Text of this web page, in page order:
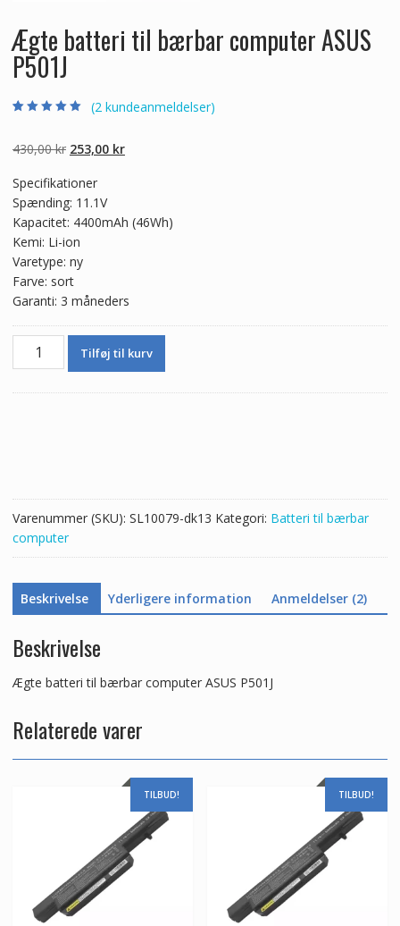
Ægte batteri til bærbar computer ASUS
P501J
baseret på
kundebedømmel
(2 kundeanmeldelser)
430,00kr Den
pris
var:
430,00 kr.
253,00 krDen
253,00 kr.
Specifikationer
Spænding: 11.1V
Kapacitet: 4400mAh (46Wh)
Kemi: Li-ion
Varetype: ny
Farve: sort
Garanti: 3 måneders
Ægte
Tilføj til kurv
Varenummer (SKU): SL10079-dk13 Kategori: Batteri til bærbar
computer
Beskrivelse Yderligere information Anmeldelser (2)
Beskrivelse
Ægte batteri til bærbar computer ASUS P501J
Relaterede varer
TILBUD! TILBUD!